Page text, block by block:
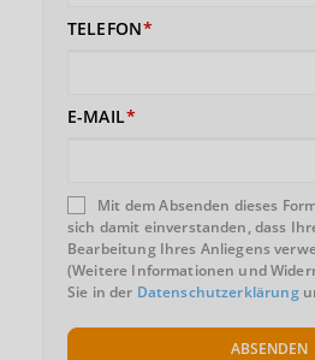
TELEFON
E-MAIL
Mit dem Absenden dieses
sich damit einverstanden, dass
Bearbeitung Ihres Anliegens
(Weitere Informationen und
Sie in der Datenschutzerklärung
ABSENDEN